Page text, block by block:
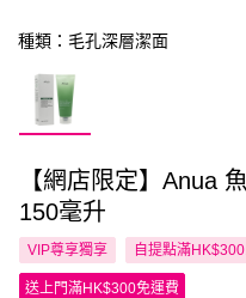
種類：毛孔深層潔面
【網店限定】Anua
150毫升
VIP尊享獨享 自提點滿
送上門滿HK$300免運費